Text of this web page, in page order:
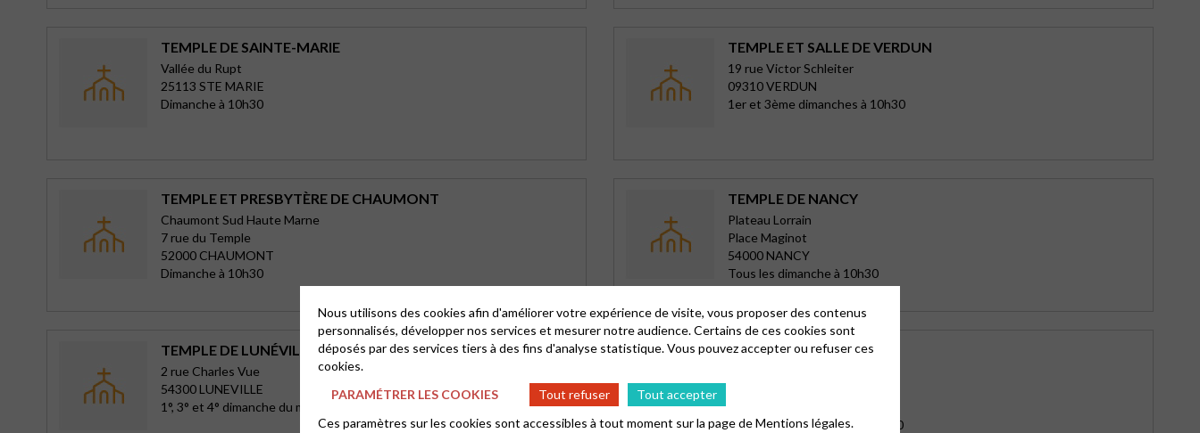
TEMPLE DE SAINTE-MARIE
Vallée du Rupt
25113 STE MARIE
Dimanche à 10h30
TEMPLE ET SALLE DE VERDUN
19 rue Victor Schleiter
09310 VERDUN
1er et 3ème dimanches à 10h30
TEMPLE ET PRESBYTÈRE DE CHAUMONT
Chaumont Sud Haute Marne
7 rue du Temple
52000 CHAUMONT
Dimanche à 10h30
TEMPLE DE NANCY
Plateau Lorrain
Place Maginot
54000 NANCY
Tous les dimanche à 10h30
TEMPLE DE LUNÉVILLE
2 rue Charles Vue
54300 LUNEVILLE
1°, 3° et 4° dimanche du mois
TEMPLE DE SAINT DIÉ
2è, 4è et 5è dimanches à 10h30
Nous utilisons des cookies afin d'améliorer votre expérience de visite, vous proposer des contenus
personnalisés, développer nos services et mesurer notre audience. Certains de ces cookies sont
déposés par des services tiers à des fins d'analyse statistique. Vous pouvez accepter ou refuser ces
cookies.
PARAMÉTRER LES COOKIES
Tout refuser
Tout accepter
Ces paramètres sur les cookies sont accessibles à tout moment sur la page deMentions légales.